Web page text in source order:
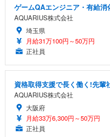
ゲームQAエンジニア・有給
AQUARIUS株式会社
埼玉県
月給31万100円～50万円
正社員
資格取得支援で長く働く!先輩
AQUARIUS株式会社
大阪府
月給33万6,300円～50万円
正社員